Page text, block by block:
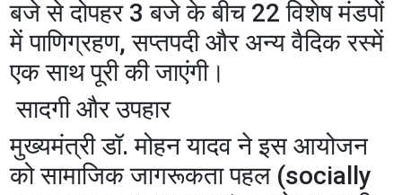
बजे से दोपहर 3 बजे के बीच 22 विशेष मंडपों
में पाणिग्रहण, सप्तपदी और अन्य वैदिक रस्में
एक साथ पूरी की जाएंगी।
​ सादगी और उपहार
​मुख्यमंत्री डॉ. मोहन यादव ने इस आयोजन
को सामाजिक जागरूकता पहल (socially